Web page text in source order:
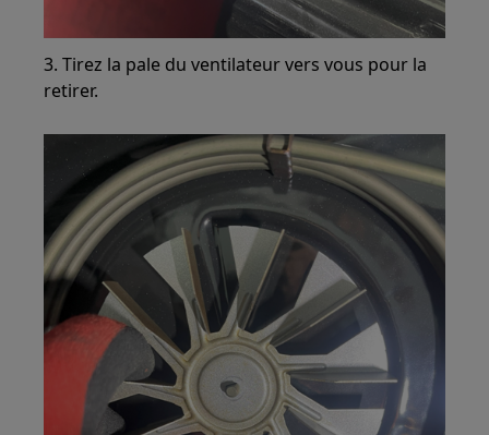
3. Tirez la pale du ventilateur vers vous pour la
retirer.